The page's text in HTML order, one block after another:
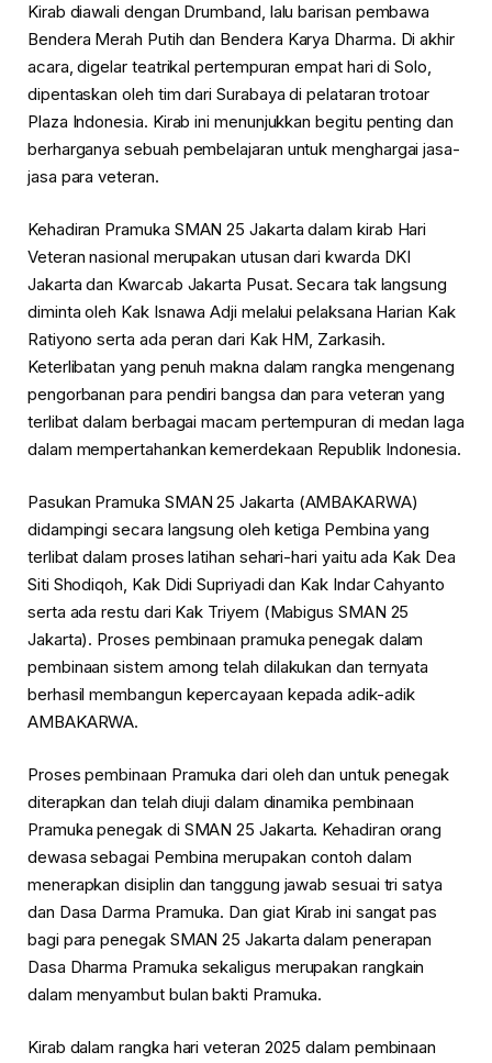
Kirab diawali dengan Drumband, lalu barisan pembawa
Bendera Merah Putih dan Bendera Karya Dharma. Di akhir
acara, digelar teatrikal pertempuran empat hari di Solo,
dipentaskan oleh tim dari Surabaya di pelataran trotoar
Plaza Indonesia. Kirab ini menunjukkan begitu penting dan
berharganya sebuah pembelajaran untuk menghargai jasa-
jasa para veteran.
Kehadiran Pramuka SMAN 25 Jakarta dalam kirab Hari
Veteran nasional merupakan utusan dari kwarda DKI
Jakarta dan Kwarcab Jakarta Pusat. Secara tak langsung
diminta oleh Kak Isnawa Adji melalui pelaksana Harian Kak
Ratiyono serta ada peran dari Kak HM, Zarkasih.
Keterlibatan yang penuh makna dalam rangka mengenang
pengorbanan para pendiri bangsa dan para veteran yang
terlibat dalam berbagai macam pertempuran di medan laga
dalam mempertahankan kemerdekaan Republik Indonesia.
Pasukan Pramuka SMAN 25 Jakarta (AMBAKARWA)
didampingi secara langsung oleh ketiga Pembina yang
terlibat dalam proses latihan sehari-hari yaitu ada Kak Dea
Siti Shodiqoh, Kak Didi Supriyadi dan Kak Indar Cahyanto
serta ada restu dari Kak Triyem (Mabigus SMAN 25
Jakarta). Proses pembinaan pramuka penegak dalam
pembinaan sistem among telah dilakukan dan ternyata
berhasil membangun kepercayaan kepada adik-adik
AMBAKARWA.
Proses pembinaan Pramuka dari oleh dan untuk penegak
diterapkan dan telah diuji dalam dinamika pembinaan
Pramuka penegak di SMAN 25 Jakarta. Kehadiran orang
dewasa sebagai Pembina merupakan contoh dalam
menerapkan disiplin dan tanggung jawab sesuai tri satya
dan Dasa Darma Pramuka. Dan giat Kirab ini sangat pas
bagi para penegak SMAN 25 Jakarta dalam penerapan
Dasa Dharma Pramuka sekaligus merupakan rangkain
dalam menyambut bulan bakti Pramuka.
Kirab dalam rangka hari veteran 2025 dalam pembinaan